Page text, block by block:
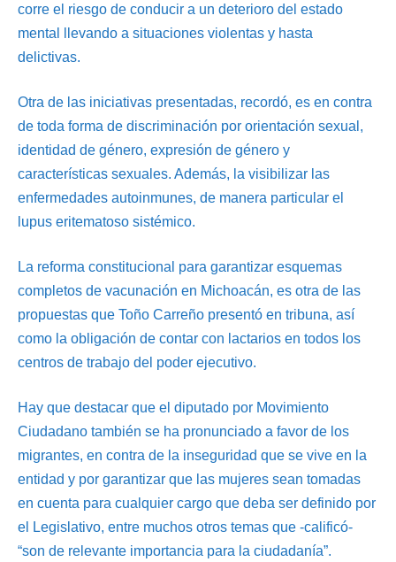
corre el riesgo de conducir a un deterioro del estado
mental llevando a situaciones violentas y hasta
delictivas.
Otra de las iniciativas presentadas, recordó, es en contra
de toda forma de discriminación por orientación sexual,
identidad de género, expresión de género y
características sexuales. Además, la visibilizar las
enfermedades autoinmunes, de manera particular el
lupus eritematoso sistémico.
La reforma constitucional para garantizar esquemas
completos de vacunación en Michoacán, es otra de las
propuestas que Toño Carreño presentó en tribuna, así
como la obligación de contar con lactarios en todos los
centros de trabajo del poder ejecutivo.
Hay que destacar que el diputado por Movimiento
Ciudadano también se ha pronunciado a favor de los
migrantes, en contra de la inseguridad que se vive en la
entidad y por garantizar que las mujeres sean tomadas
en cuenta para cualquier cargo que deba ser definido por
el Legislativo, entre muchos otros temas que -calificó-
“son de relevante importancia para la ciudadanía”.